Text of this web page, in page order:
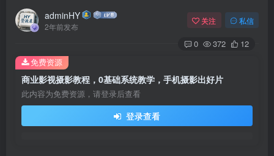
adminHY
2年前发布
关注 私信
0 372 12
商业影视摄影教程，0基础系统教学，手机摄影出好片
此内容为免费资源，请登录后查看
登录查看
免费资源